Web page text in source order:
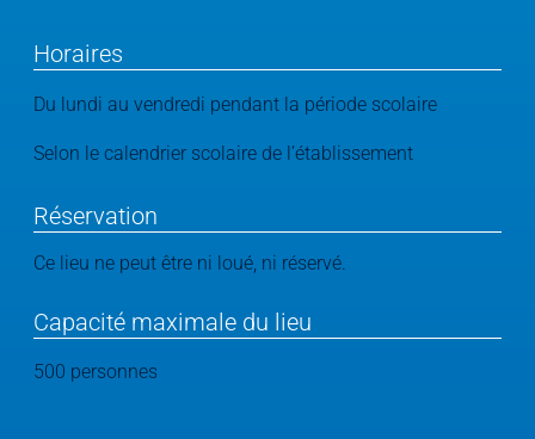
Horaires
Du lundi au vendredi pendant la période scolaire
Selon le calendrier scolaire de l’établissement
Réservation
Ce lieu ne peut être ni loué, ni réservé.
Capacité maximale du lieu
500 personnes